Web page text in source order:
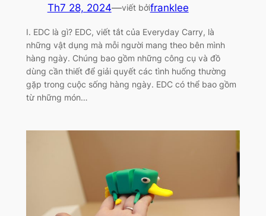
Th7 28, 2024—viết bởifranklee
I. EDC là gì? EDC, viết tắt của Everyday Carry, là
những vật dụng mà mỗi người mang theo bên mình
hàng ngày. Chúng bao gồm những công cụ và đồ
dùng cần thiết để giải quyết các tình huống thường
gặp trong cuộc sống hàng ngày. EDC có thể bao gồm
từ những món…